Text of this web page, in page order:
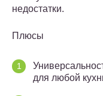
недостатки.
Плюсы
для любой